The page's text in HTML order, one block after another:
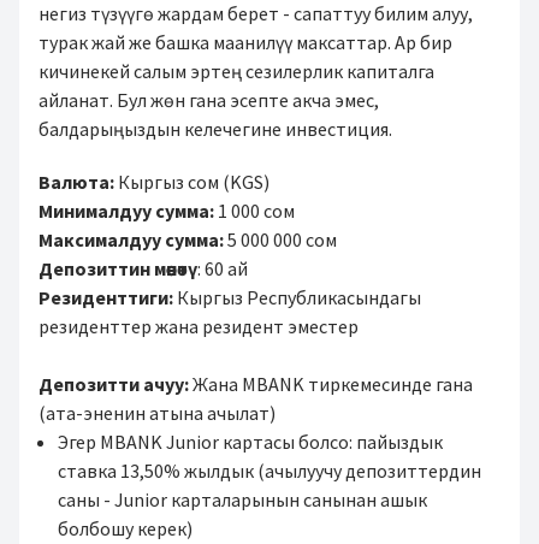
негиз түзүүгө жардам берет - сапаттуу билим алуу,
турак жай же башка маанилүү максаттар. Ар бир
кичинекей салым эртең сезилерлик капиталга
айланат. Бул жөн гана эсепте акча эмес,
балдарыңыздын келечегине инвестиция.
Валюта: Кыргыз сом (KGS)
Минималдуу сумма: 1 000 сом
Максималдуу сумма:5 000 000 сом
Депозиттин мөөнөтү: 60 ай
Резиденттиги: Кыргыз Республикасындагы
резиденттер жана резидент эместер
Депозитти ачуу:Жана MBANK тиркемесинде гана
(ата-эненин атына ачылат)
Эгер MBANK Junior картасы болсо: пайыздык
ставка 13,50% жылдык (ачылуучу депозиттердин
саны - Junior карталарынын санынан ашык
болбошу керек)